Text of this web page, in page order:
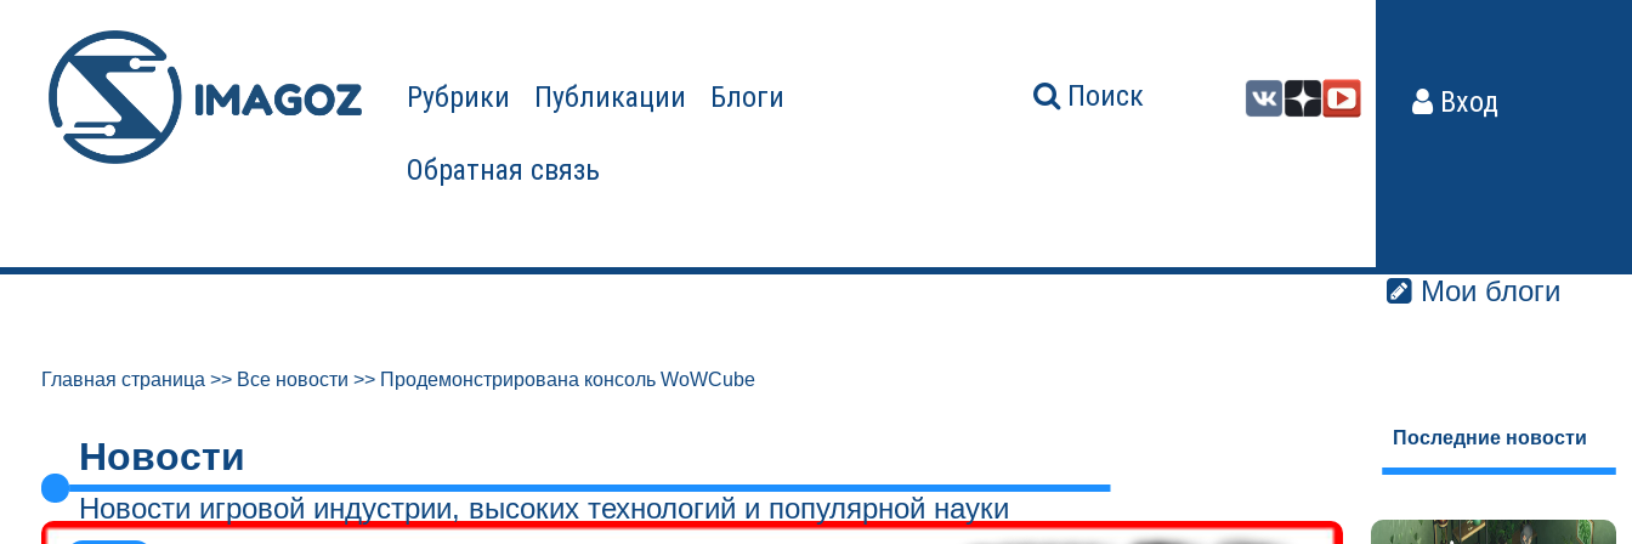
Рубрики Публикации Блоги
Обратная связь
Поиск Вход
Мои блоги
Главная страница >> Все новости >> Продемонстрирована консоль WoWCube
Новости
Новости игровой индустрии, высоких технологий и популярной науки
Последние новости